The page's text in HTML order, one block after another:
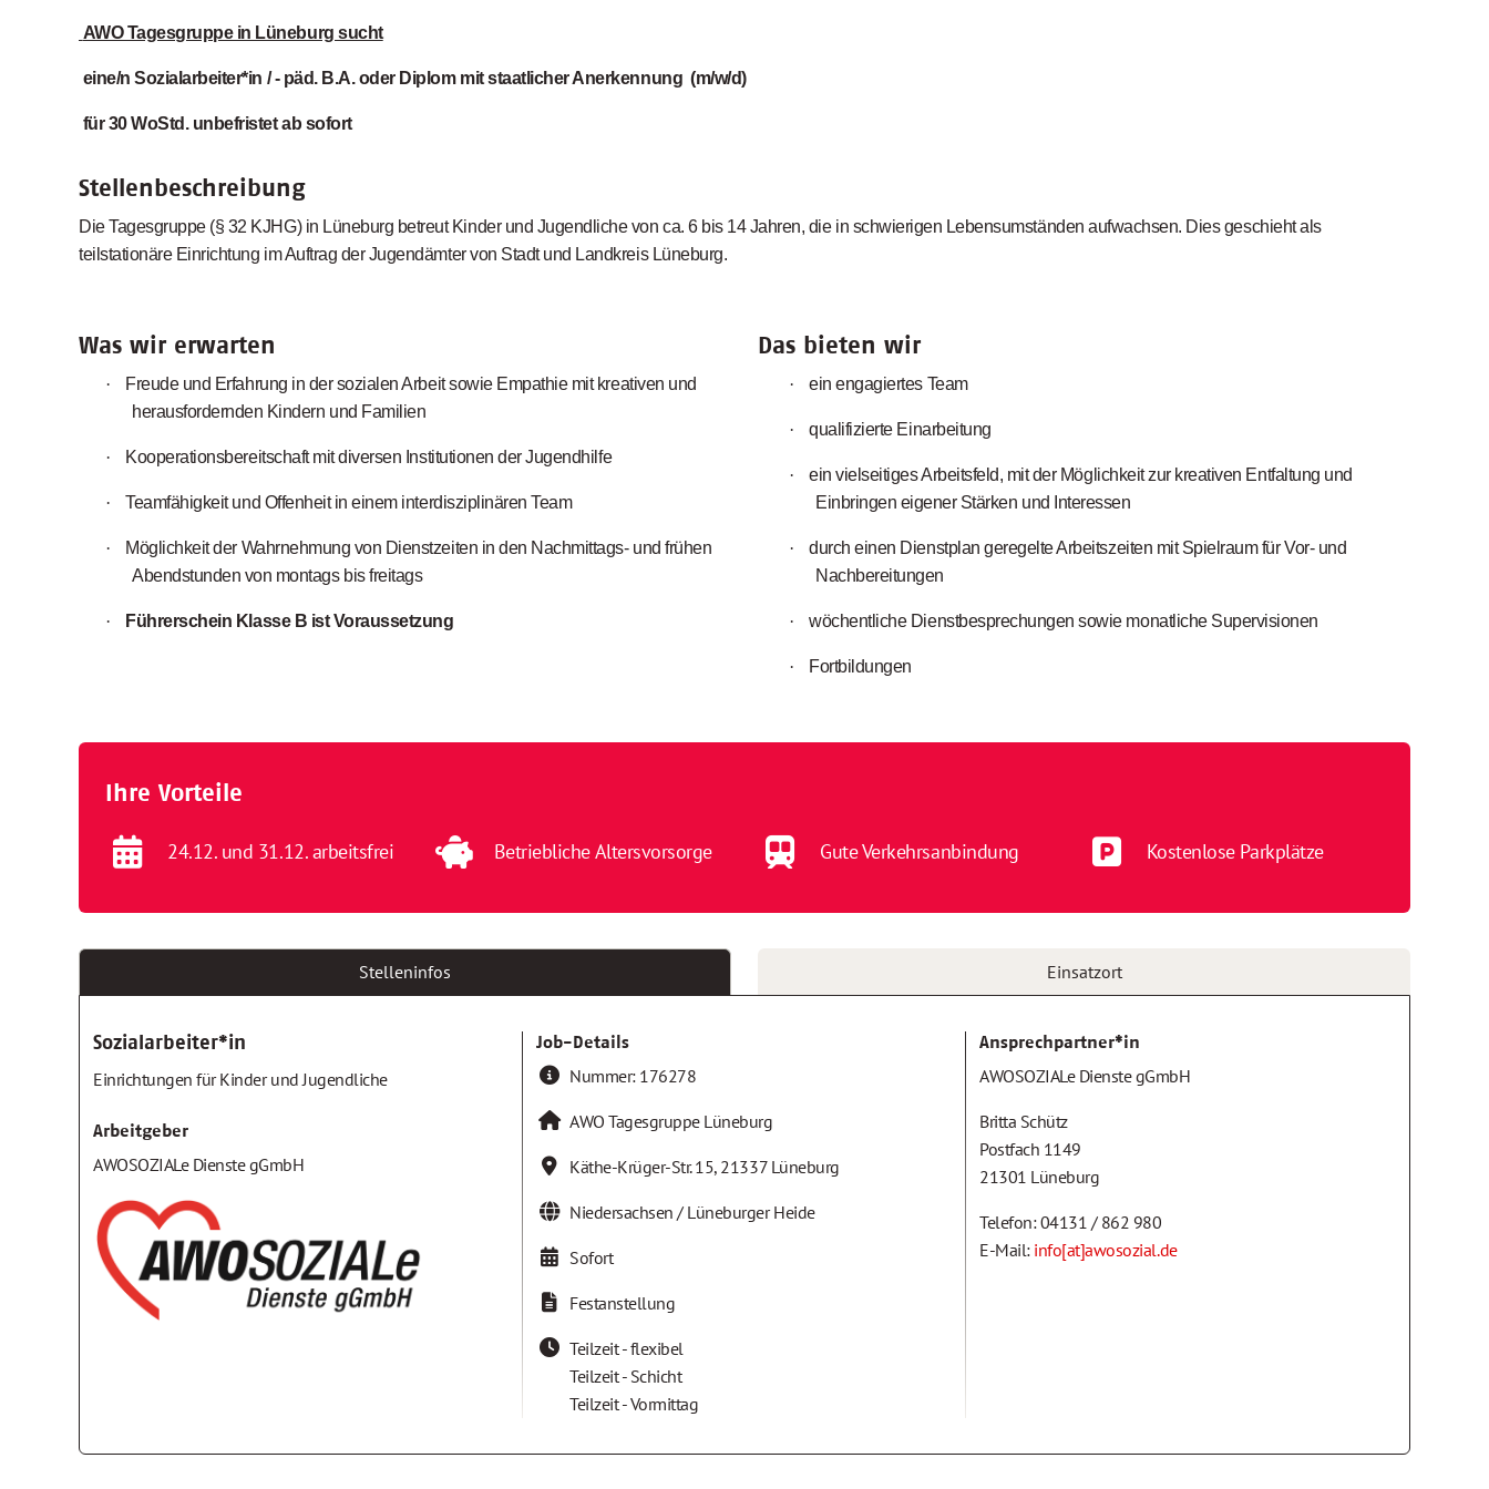
AWO Tagesgruppe in Lüneburg sucht
eine/n Sozialarbeiter*in / - päd. B.A. oder Diplom mit staatlicher Anerkennung (m/w/d)
für 30 WoStd. unbefristet ab sofort
Stellenbeschreibung
Die Tagesgruppe (§ 32 KJHG) in Lüneburg betreut Kinder und Jugendliche von ca. 6 bis 14 Jahren, die in schwierigen Lebensumständen aufwachsen. Dies geschieht als
teilstationäre Einrichtung im Auftrag der Jugendämter von Stadt und Landkreis Lüneburg.
Was wir erwarten
·
Freude und Erfahrung in der sozialen Arbeit sowie Empathie mit kreativen und
herausfordernden Kindern und Familien
· Kooperationsbereitschaft mit diversen Institutionen der Jugendhilfe
· Teamfähigkeit und Offenheit in einem interdisziplinären Team
·
Möglichkeit der Wahrnehmung von Dienstzeiten in den Nachmittags- und frühen
Abendstunden von montags bis freitags
· Führerschein Klasse B ist Voraussetzung
Das bieten wir
· ein engagiertes Team
· qualifizierte Einarbeitung
·
ein vielseitiges Arbeitsfeld, mit der Möglichkeit zur kreativen Entfaltung und
Einbringen eigener Stärken und Interessen
·
durch einen Dienstplan geregelte Arbeitszeiten mit Spielraum für Vor- und
Nachbereitungen
· wöchentliche Dienstbesprechungen sowie monatliche Supervisionen
· Fortbildungen
Ihre Vorteile
24.12. und 31.12. arbeitsfrei Betriebliche Altersvorsorge Gute Verkehrsanbindung Kostenlose Parkplätze
Stelleninfos Einsatzort
Sozialarbeiter*in
Einrichtungen für Kinder und Jugendliche
Arbeitgeber
AWOSOZIALe Dienste gGmbH
Job-Details
Nummer: 176278
AWO Tagesgruppe Lüneburg
Käthe-Krüger-Str. 15, 21337 Lüneburg
Niedersachsen / Lüneburger Heide
Sofort
Festanstellung
Teilzeit - flexibel
Teilzeit - Schicht
Teilzeit - Vormittag
Ansprechpartner*in
AWOSOZIALe Dienste gGmbH
Britta Schütz
Postfach 1149
21301 Lüneburg
Telefon: 04131 / 862 980
E-Mail: info[at]awosozial.de